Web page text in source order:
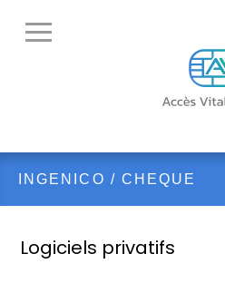
INGENICO / CHEQUE
Logiciels privatifs